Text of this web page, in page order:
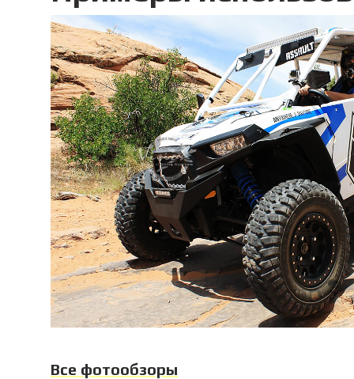
Все фотообзоры